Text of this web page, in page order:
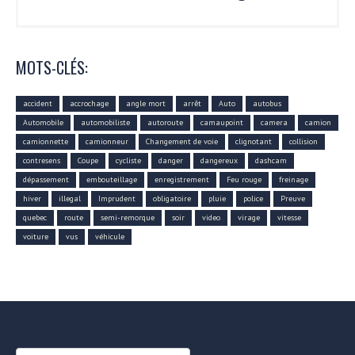
MOTS-CLÉS:
accident accrochage angle mort arrêt Auto
autobus
Automobile
automobiliste autoroute camaupoint camera
camion
camionnette
camionneur Changement de voie clignotant
collision
contresens
Coupe cycliste danger dangereux
dashcam
dépassement
embouteillage enregistrement Feu rouge
freinage
hiver
illegal Imprudent obligatoire pluie police
Preuve
quebec
route semi-remorque soir video virage
vitesse
voiture
vus véhicule